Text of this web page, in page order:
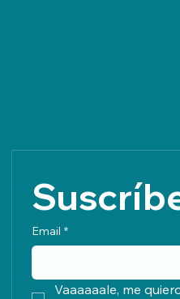
Email *
Vaaaaaale, me